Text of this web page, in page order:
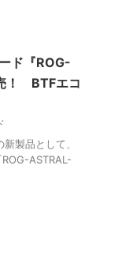
ド『ROG-
！ BTFエコ
製品として、
ASTRAL-